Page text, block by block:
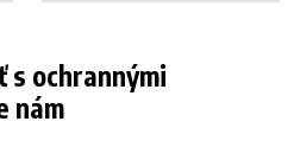
ochrannými
nám